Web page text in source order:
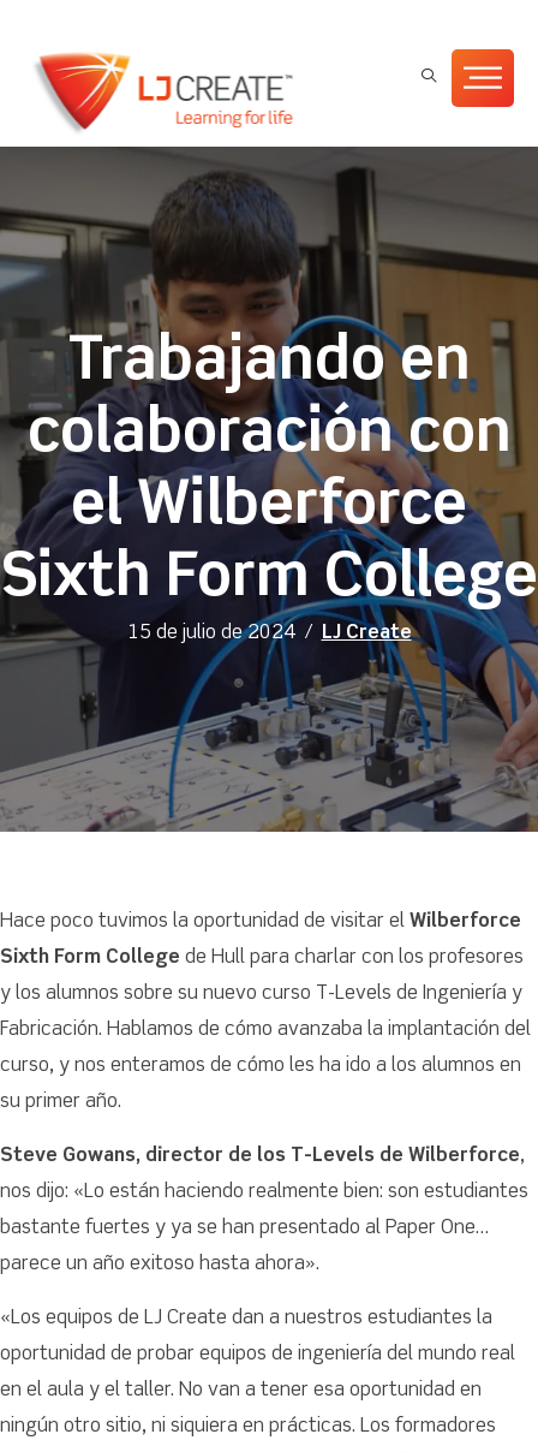
Trabajando en
colaboración con
el Wilberforce
Sixth Form College
15 de julio de 2024 / LJ Create
Hace poco tuvimos la oportunidad de visitar el Wilberforce
Sixth Form College de Hull para charlar con los profesores
y los alumnos sobre su nuevo curso T-Levels de Ingeniería y
Fabricación. Hablamos de cómo avanzaba la implantación del
curso, y nos enteramos de cómo les ha ido a los alumnos en
su primer año.
Steve Gowans, director de los T-Levels de Wilberforce,
nos dijo: «Lo están haciendo realmente bien: son estudiantes
bastante fuertes y ya se han presentado al Paper One…
parece un año exitoso hasta ahora».
«Los equipos de LJ Create dan a nuestros estudiantes la
oportunidad de probar equipos de ingeniería del mundo real
en el aula y el taller. No van a tener esa oportunidad en
ningún otro sitio, ni siquiera en prácticas. Los formadores